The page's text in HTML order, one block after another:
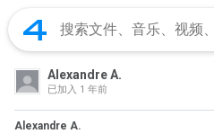
Alexandre A.
已加入 1 年前
Alexandre A.